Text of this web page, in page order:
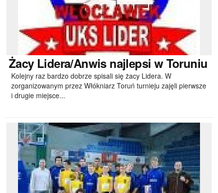
ŻacyLidera/Anwis najlepsi w Toruniu
Kolejny raz bardzo dobrze spisali się żacy Lidera. W
zorganizowanym przez Włókniarz Toruń turnieju zajęli pierwsze
i drugie miejsce...